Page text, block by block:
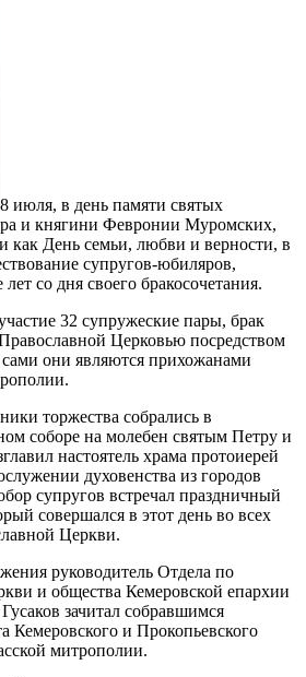
8 июля, в день памяти святых
и княгини Февронии Муромских,
как День семьи, любви и верности, в
супругов-юбиляров,
со дня своего бракосочетания.
32 супружеские пары, брак
Церковью посредством
они являются прихожанами
торжества собрались в
соборе на молебен святым Петру и
настоятель храма протоиерей
духовенства из городов
супругов встречал праздничный
совершался в этот день во всех
Церкви.
руководитель Отдела по
и общества Кемеровской епархии
зачитал собравшимся
Кемеровского и Прокопьевского
митрополии.